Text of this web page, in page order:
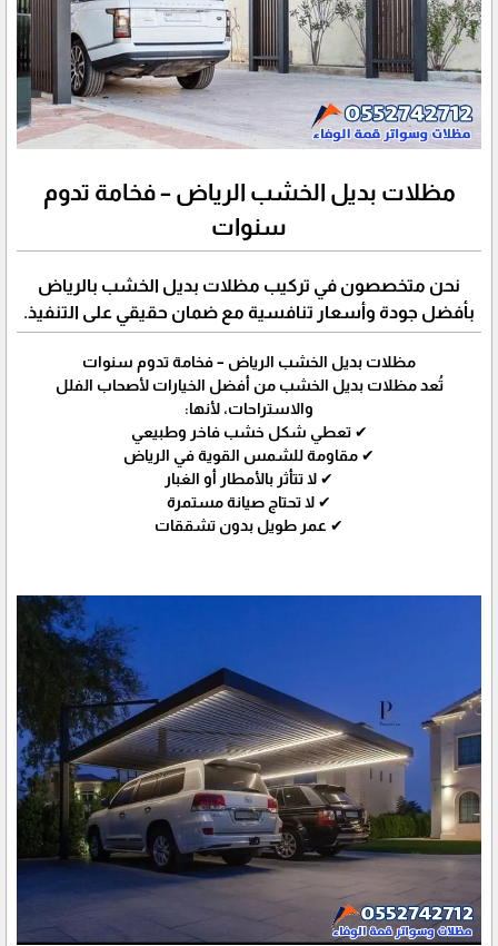
مظلات بديل الخشب الرياض – فخامة تدوم
سنوات
نحن متخصصون في تركيب مظلات بديل الخشب بالرياض
بأفضل جودة وأسعار تنافسية مع ضمان حقيقي على التنفيذ.
مظلات بديل الخشب الرياض – فخامة تدوم سنوات
تُعد مظلات بديل الخشب من أفضل الخيارات لأصحاب الفلل
والاستراحات، لأنها:
✔ تعطي شكل خشب فاخر وطبيعي
✔ مقاومة للشمس القوية في الرياض
✔ لا تتأثر بالأمطار أو الغبار
✔ لا تحتاج صيانة مستمرة
✔ عمر طويل بدون تشققات